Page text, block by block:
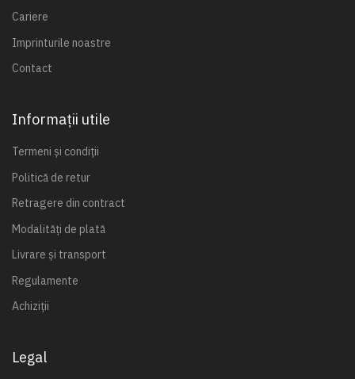
Cariere
Imprinturile noastre
Contact
Informații utile
Termeni și condiții
Politică de retur
Retragere din contract
Modalități de plată
Livrare și transport
Regulamente
Achiziții
Legal